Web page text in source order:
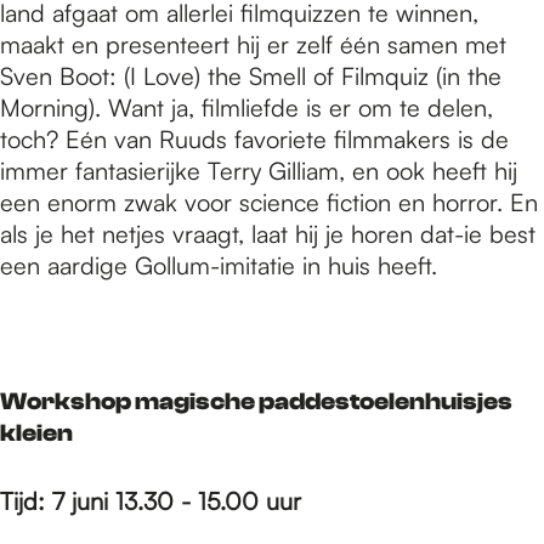
land afgaat om allerlei filmquizzen te winnen,
maakt en presenteert hij er zelf één samen met
Sven Boot: (I Love) the Smell of Filmquiz (in the
Morning). Want ja, filmliefde is er om te delen,
toch? Eén van Ruuds favoriete filmmakers is de
immer fantasierijke Terry Gilliam, en ook heeft hij
een enorm zwak voor science fiction en horror. En
als je het netjes vraagt, laat hij je horen dat-ie best
een aardige Gollum-imitatie in huis heeft.
Workshop magische paddestoelenhuisjes
kleien
Tijd: 7 juni 13.30 - 15.00 uur